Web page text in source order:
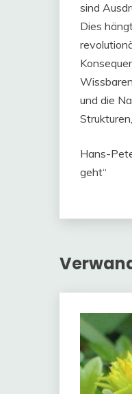
sind
Dies
und die
Hans-
geht“